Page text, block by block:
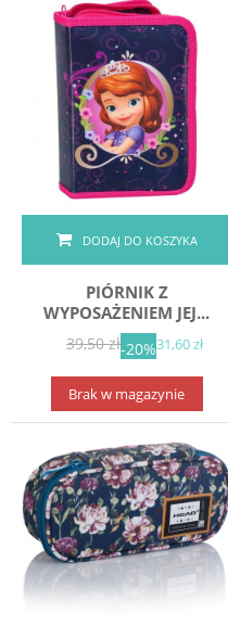
DODAJ DO KOSZYKA
PIÓRNIK Z
WYPOSAŻENIEM JEJ...
39,50 zł-20%31,60 zł
Brak w magazynie